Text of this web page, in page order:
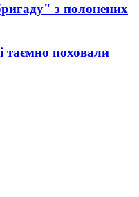
з полонених
таємно поховали